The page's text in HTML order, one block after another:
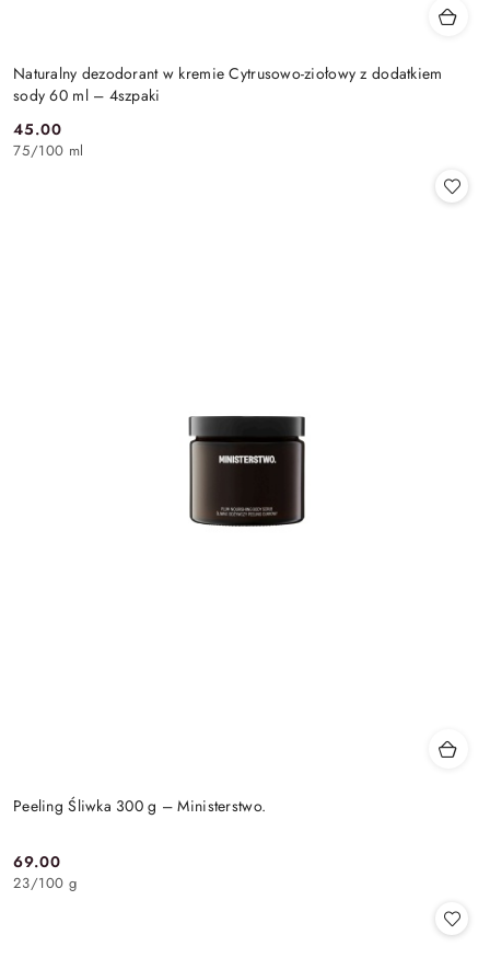
Naturalny dezodorant w kremie Cytrusowo-ziołowy z dodatkiem
sody 60 ml – 4szpaki
Cena:
45.00
75/100 ml
Peeling Śliwka 300 g – Ministerstwo.
Cena:
69.00
23/100 g